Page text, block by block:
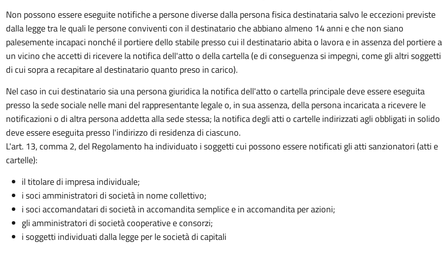
Non possono essere eseguite notifiche a persone diverse dalla persona fisica destinataria salvo le eccezioni previste
dalla legge tra le quali le persone conviventi con il destinatario che abbiano almeno 14 anni e che non siano
palesemente incapaci nonché il portiere dello stabile presso cui il destinatario abita o lavora e in assenza del portiere
un vicino che accetti di ricevere la notifica dell'atto o della cartella (e di conseguenza si impegni, come gli altri soggetti
di cui sopra a recapitare al destinatario quanto preso in carico).
Nel caso in cui destinatario sia una persona giuridica la notifica dell'atto o cartella principale deve essere eseguita
presso la sede sociale nelle mani del rappresentante legale o, in sua assenza, della persona incaricata a ricevere le
notificazioni o di altra persona addetta alla sede stessa; la notifica degli atti o cartelle indirizzati agli obbligati in solido
deve essere eseguita presso l'indirizzo di residenza di ciascuno.
L'art. 13, comma 2, del Regolamento ha individuato i soggetti cui possono essere notificati gli atti sanzionatori (atti e
cartelle):
il titolare di impresa individuale;
i soci amministratori di società in nome collettivo;
i soci accomandatari di società in accomandita semplice e in accomandita per azioni;
gli amministratori di società cooperative e consorzi;
i soggetti individuati dalla legge per le società di capitali